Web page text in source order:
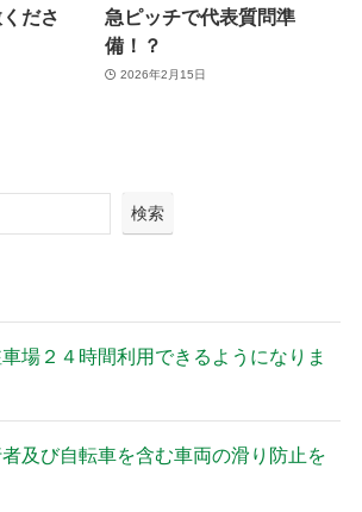
ださ
急ピッチで代表質問準
備！？
2026年2月15日
検索
場２４時間利用できるようになりま
者及び自転車を含む車両の滑り防止を